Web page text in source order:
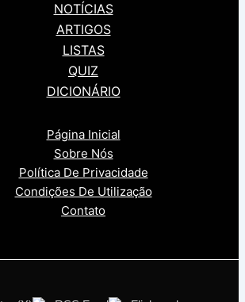
NOTÍCIAS
ARTIGOS
LISTAS
QUIZ
DICIONÁRIO
Página Inicial
Sobre Nós
Política De Privacidade
Condições De Utilização
Contato